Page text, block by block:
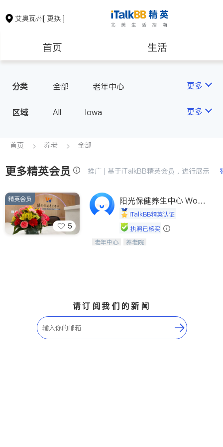
艾奥瓦州[ 更换 ]
首页 生活
房地产租售
教育
非盈利组织
分类 全部 老年中心 更多
区域 All Iowa 更多
首页 养老 全部
更多精英会员 推广 | 基于iTalkBB精英会员，进行展示
5
精英会员
阳光保健养生中心 World
shineiTalkBB精英认证
执照已核实
阳光保健养生中心为老年人提供日间护
老年中心 养老院
请订阅我们的新闻